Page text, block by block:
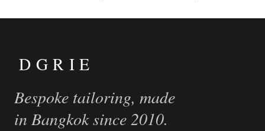
เปรียบ
DGRIE
Bespoke tailoring, made
in Bangkok since 2010.